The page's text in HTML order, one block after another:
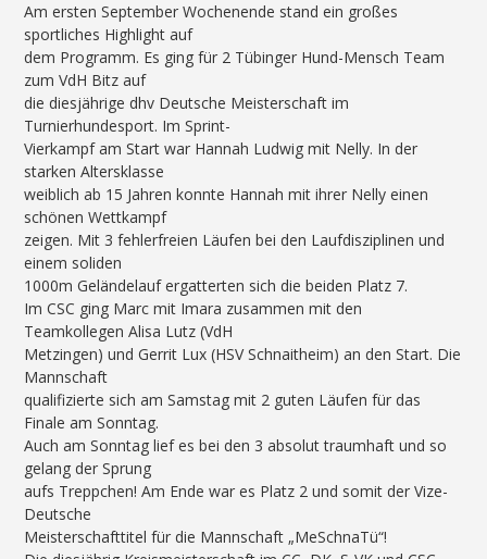
Am ersten September Wochenende stand ein großes
sportliches Highlight auf
dem Programm. Es ging für 2 Tübinger Hund-Mensch Team
zum VdH Bitz auf
die diesjährige dhv Deutsche Meisterschaft im
Turnierhundesport. Im Sprint-
Vierkampf am Start war Hannah Ludwig mit Nelly. In der
starken Altersklasse
weiblich ab 15 Jahren konnte Hannah mit ihrer Nelly einen
schönen Wettkampf
zeigen. Mit 3 fehlerfreien Läufen bei den Laufdisziplinen und
einem soliden
1000m Geländelauf ergatterten sich die beiden Platz 7.
Im CSC ging Marc mit Imara zusammen mit den
Teamkollegen Alisa Lutz (VdH
Metzingen) und Gerrit Lux (HSV Schnaitheim) an den Start. Die
Mannschaft
qualifizierte sich am Samstag mit 2 guten Läufen für das
Finale am Sonntag.
Auch am Sonntag lief es bei den 3 absolut traumhaft und so
gelang der Sprung
aufs Treppchen! Am Ende war es Platz 2 und somit der Vize-
Deutsche
Meisterschafttitel für die Mannschaft „MeSchnaTü“!